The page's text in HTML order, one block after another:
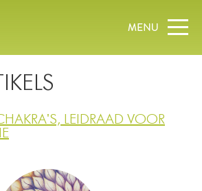
LEIDRAAD VOOR